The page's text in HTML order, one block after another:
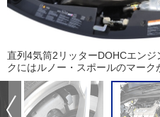
直列4気筒2リッターDOHCエン
クにはルノー・スポールのマーク